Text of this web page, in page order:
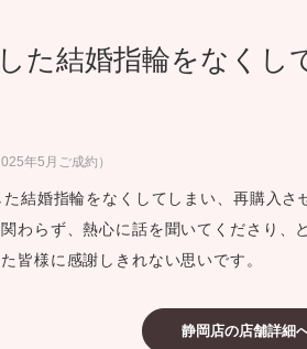
スダイヤモンド&バースストー
ーズサポート
プ
覧
た結婚指輪をなくし
年5月ご成約）
結婚指輪をなくしてしまい、再購入
わらず、熱心に話を聞いてくださり、
皆様に感謝しきれない思いです。
静岡店の店舗詳細